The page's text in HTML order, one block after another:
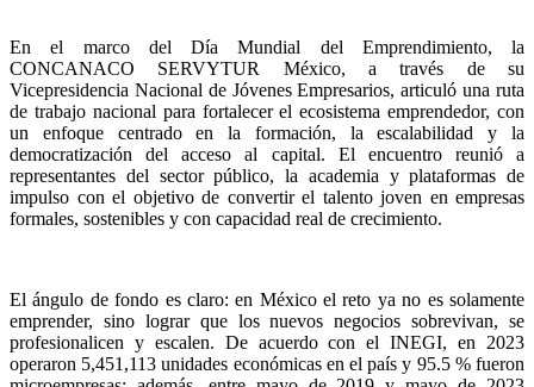
En el marco del Día Mundial del Emprendimiento, la
CONCANACO SERVYTUR México, a través de su
Vicepresidencia Nacional de Jóvenes Empresarios, articuló una ruta
de trabajo nacional para fortalecer el ecosistema emprendedor, con
un enfoque centrado en la formación, la escalabilidad y la
democratización del acceso al capital. El encuentro reunió a
representantes del sector público, la academia y plataformas de
impulso con el objetivo de convertir el talento joven en empresas
formales, sostenibles y con capacidad real de crecimiento.
El ángulo de fondo es claro: en México el reto ya no es solamente
emprender, sino lograr que los nuevos negocios sobrevivan, se
profesionalicen y escalen. De acuerdo con el INEGI, en 2023
operaron 5,451,113 unidades económicas en el país y 95.5 % fueron